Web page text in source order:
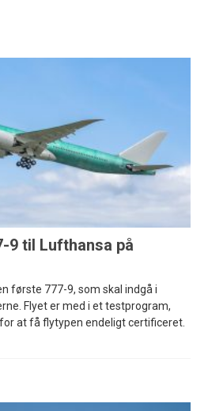
9 til Lufthansa på
første 777-9, som skal indgå i
Flyet er med i et testprogram,
at få flytypen endeligt certificeret.